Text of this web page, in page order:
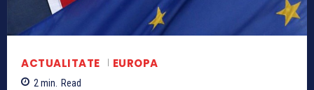
ACTUALITATE EUROPA
2 min. Read